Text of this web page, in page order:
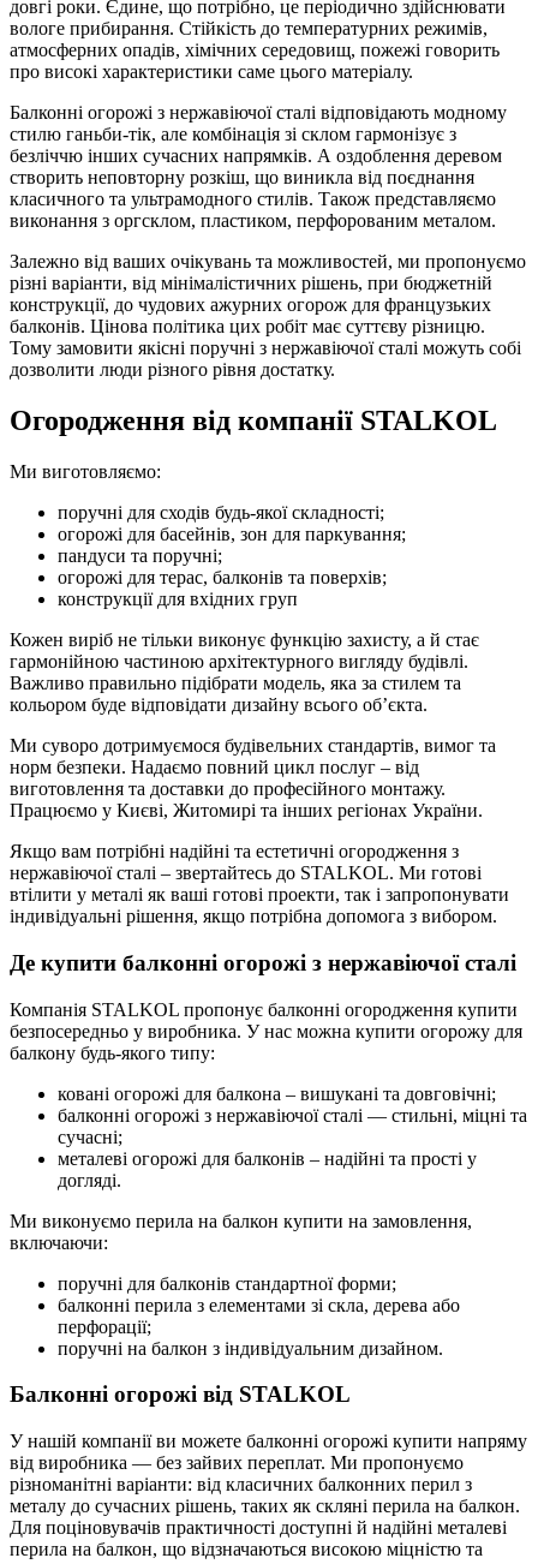
довгі роки. Єдине, що потрібно, це періодично здійснювати
вологе прибирання. Стійкість до температурних режимів,
атмосферних опадів, хімічних середовищ, пожежі говорить
про високі характеристики саме цього матеріалу.
Балконні огорожі з нержавіючої сталі відповідають модному
стилю ганьби-тік, але комбінація зі склом гармонізує з
безліччю інших сучасних напрямків. А оздоблення деревом
створить неповторну розкіш, що виникла від поєднання
класичного та ультрамодного стилів. Також представляємо
виконання з оргсклом, пластиком, перфорованим металом.
Залежно від ваших очікувань та можливостей, ми пропонуємо
різні варіанти, від мінімалістичних рішень, при бюджетній
конструкції, до чудових ажурних огорож для французьких
балконів. Цінова політика цих робіт має суттєву різницю.
Тому замовити якісні поручні з нержавіючої сталі можуть собі
дозволити люди різного рівня достатку.
Огородження від компанії STALKOL
Ми виготовляємо:
поручні для сходів будь-якої складності;
огорожі для басейнів, зон для паркування;
пандуси та поручні;
огорожі для терас, балконів та поверхів;
конструкції для вхідних груп
Кожен виріб не тільки виконує функцію захисту, а й стає
гармонійною частиною архітектурного вигляду будівлі.
Важливо правильно підібрати модель, яка за стилем та
кольором буде відповідати дизайну всього об’єкта.
Ми суворо дотримуємося будівельних стандартів, вимог та
норм безпеки. Надаємо повний цикл послуг – від
виготовлення та доставки до професійного монтажу.
Працюємо у Києві, Житомирі та інших регіонах України.
Якщо вам потрібні надійні та естетичні огородження з
нержавіючої сталі – звертайтесь до STALKOL. Ми готові
втілити у металі як ваші готові проекти, так і запропонувати
індивідуальні рішення, якщо потрібна допомога з вибором.
Де купити балконні огорожі з нержавіючої сталі
Компанія STALKOL пропонує балконні огородження купити
безпосередньо у виробника. У нас можна купити огорожу для
балкону будь-якого типу:
ковані огорожі для балкона – вишукані та довговічні;
балконні огорожі з нержавіючої сталі — стильні, міцні та
сучасні;
металеві огорожі для балконів – надійні та прості у
догляді.
Ми виконуємо перила на балкон купити на замовлення,
включаючи:
поручні для балконів стандартної форми;
балконні перила з елементами зі скла, дерева або
перфорації;
поручні на балкон з індивідуальним дизайном.
Балконні огорожі від STALKOL
У нашій компанії ви можете балконні огорожі купити напряму
від виробника — без зайвих переплат. Ми пропонуємо
різноманітні варіанти: від класичних балконних перил з
металу до сучасних рішень, таких як скляні перила на балкон.
Для поціновувачів практичності доступні й надійні металеві
перила на балкон, що відзначаються високою міцністю та